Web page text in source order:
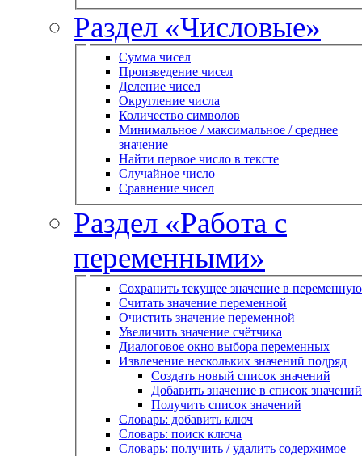
Раздел «Числовые»
Сумма чисел
Произведение чисел
Деление чисел
Округление числа
Количество символов
Минимальное / максимальное / среднее
значение
Найти первое число в тексте
Случайное число
Сравнение чисел
Раздел «Работа с
переменными»
Сохранить текущее значение в переменную
Считать значение переменной
Очистить значение переменной
Увеличить значение счётчика
Диалоговое окно выбора переменных
Извлечение нескольких значений подряд
Создать новый список значений
Добавить значение в список значений
Получить список значений
Словарь: добавить ключ
Словарь: поиск ключа
Словарь: получить / удалить содержимое